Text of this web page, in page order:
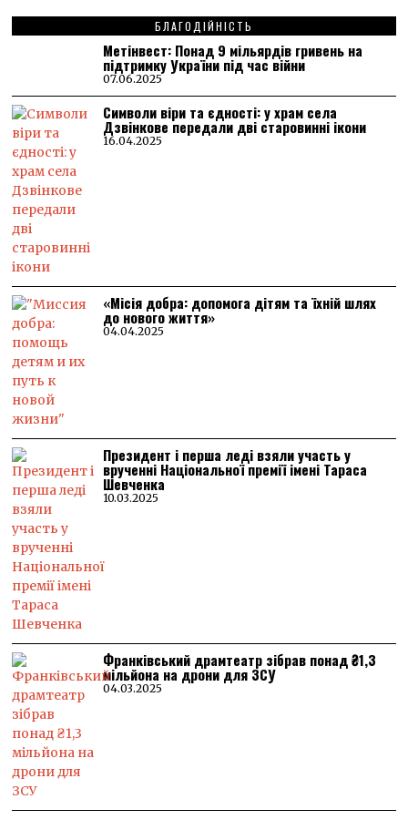
БЛАГОДІЙНІСТЬ
Метінвест: Понад 9 мільярдів гривень на
підтримку України під час війни
07.06.2025
Символи віри та єдності: у храм села
Дзвінкове передали дві старовинні ікони
16.04.2025
«Місія добра: допомога дітям та їхній шлях
до нового життя»
04.04.2025
Президент і перша леді взяли участь у
врученні Національної премії імені Тараса
Шевченка
10.03.2025
Франківський драмтеатр зібрав понад ₴1,3
мільйона на дрони для ЗСУ
04.03.2025